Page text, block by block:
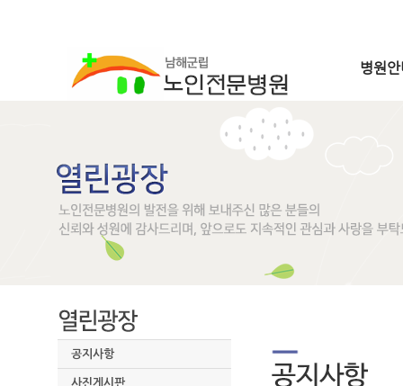
병원
공지사항
사진게시판